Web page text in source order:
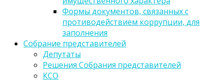
Формы документов, связанных с
противодействием коррупции, для
заполнения
Собрание представителей
Депутаты
Решения Собрания представителей
КСО